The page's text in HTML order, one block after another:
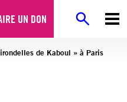
UN DON
de Kaboul » à Paris